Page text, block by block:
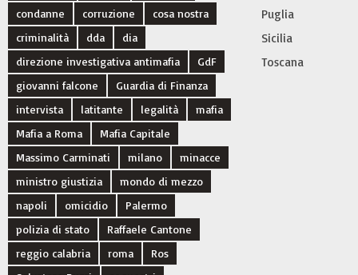
condanne
corruzione
cosa nostra
criminalità
dda
dia
direzione investigativa antimafia
GdF
giovanni falcone
Guardia di Finanza
intervista
latitante legalità
mafia
Mafia a Roma
Mafia Capitale
Massimo Carminati
milano
minacce
ministro giustizia
mondo di mezzo
napoli
omicidio
Palermo
polizia di stato
Raffaele Cantone
reggio calabria
roma
Ros
Puglia
Sicilia
Toscana